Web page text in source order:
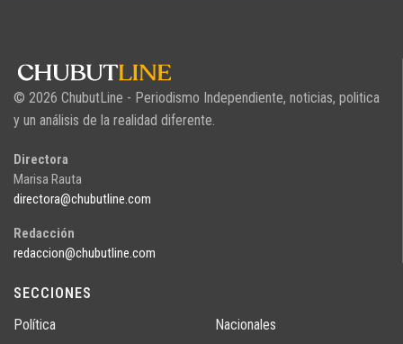
© 2026 ChubutLine - Periodismo Independiente, noticias, politica
y un análisis de la realidad diferente.
Directora
Marisa Rauta
directora@chubutline.com
Redacción
redaccion@chubutline.com
SECCIONES
Política
Nacionales